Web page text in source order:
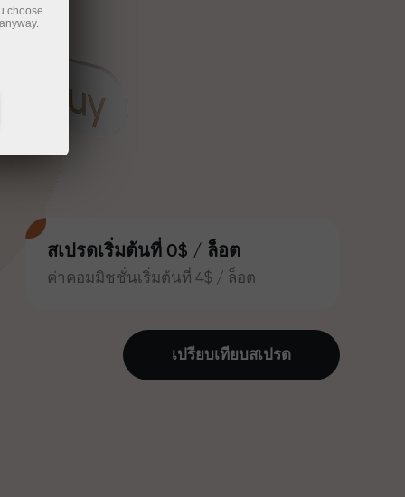
สเปรดเริ่มต้นที่ 0$ / ล็อต
ค่าคอมมิชชั่นเริ่มต้นที่ 4$ / ล็อต
เปรียบเทียบสเปรด
choose